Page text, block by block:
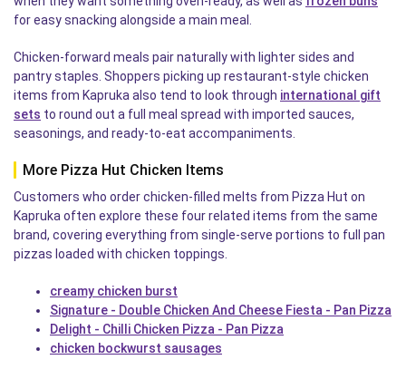
for easy snacking alongside a main meal.
Chicken-forward meals pair naturally with lighter sides and
pantry staples. Shoppers picking up restaurant-style chicken
items from Kapruka also tend to look through international gift
sets to round out a full meal spread with imported sauces,
seasonings, and ready-to-eat accompaniments.
More Pizza Hut Chicken Items
Customers who order chicken-filled melts from Pizza Hut on
Kapruka often explore these four related items from the same
brand, covering everything from single-serve portions to full pan
pizzas loaded with chicken toppings.
creamy chicken burst
Signature - Double Chicken And Cheese Fiesta - Pan Pizza
Delight - Chilli Chicken Pizza - Pan Pizza
chicken bockwurst sausages